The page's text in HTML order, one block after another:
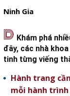
Ninh Gia
D Khám phá
đây, các nhà
tinh từng viếng
Hành trang
mỗi hành